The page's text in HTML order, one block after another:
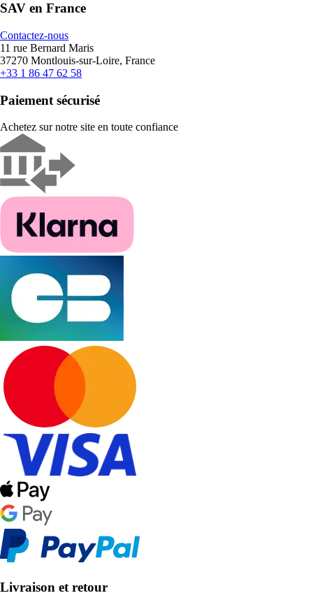
SAV en France
Contactez-nous
11 rue Bernard Maris
37270 Montlouis-sur-Loire, France
+33 1 86 47 62 58
Paiement sécurisé
Achetez sur notre site en toute confiance
Livraison et retour